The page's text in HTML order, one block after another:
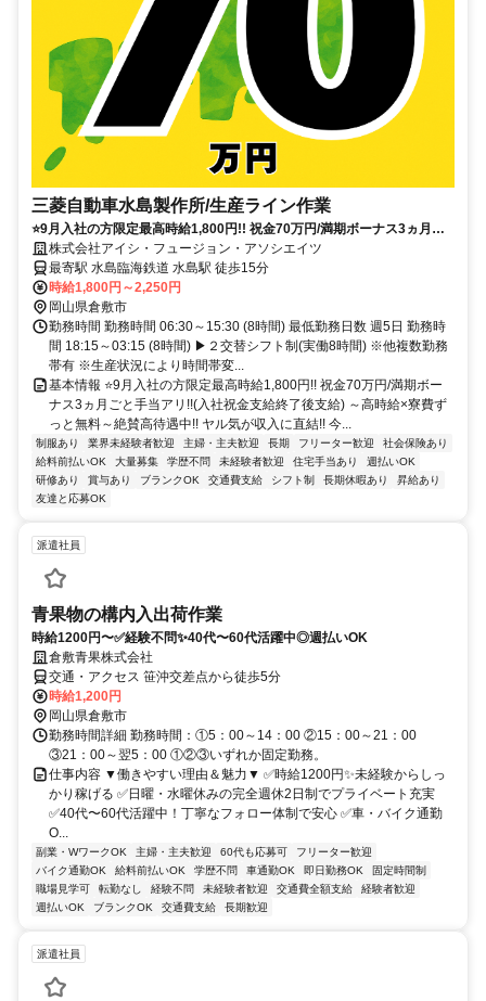
三菱自動車水島製作所/生産ライン作業
⭐9月入社の方限定最高時給1,800円!! 祝金70万円/満期ボーナス3ヵ月ご
と手当アリ!!(入社祝金支給終了後支給) ～高時給×寮費ずっと無料～絶賛
高待遇中!!
株式会社アイシ・フュージョン・アソシエイツ
最寄駅 水島臨海鉄道 水島駅 徒歩15分
時給1,800円～2,250円
岡山県倉敷市
勤務時間 勤務時間 06:30～15:30 (8時間) 最低勤務日数 週5日 勤務時
間 18:15～03:15 (8時間) ▶２交替シフト制(実働8時間) ※他複数勤務
帯有 ※生産状況により時間帯変...
基本情報 ⭐9月入社の方限定最高時給1,800円!! 祝金70万円/満期ボー
ナス3ヵ月ごと手当アリ!!(入社祝金支給終了後支給) ～高時給×寮費ず
っと無料～絶賛高待遇中!! ヤル気が収入に直結!! 今...
制服あり 業界未経験者歓迎 主婦・主夫歓迎 長期 フリーター歓迎
社会保険あり
給料前払いOK
大量募集 学歴不問 未経験者歓迎 住宅手当あり
週払いOK
研修あり
賞与あり ブランクOK 交通費支給 シフト制 長期休暇あり
昇給あり
友達と応募OK
派遣社員
青果物の構内入出荷作業
時給1200円〜✅経験不問✨40代〜60代活躍中◎週払いOK
倉敷青果株式会社
交通・アクセス 笹沖交差点から徒歩5分
時給1,200円
岡山県倉敷市
勤務時間詳細 勤務時間：①5：00～14：00 ②15：00～21：00
③21：00～翌5：00 ①②③いずれか固定勤務。
仕事内容 ▼働きやすい理由＆魅力▼ ✅時給1200円✨未経験からしっ
かり稼げる ✅日曜・水曜休みの完全週休2日制でプライベート充実
✅40代〜60代活躍中！丁寧なフォロー体制で安心 ✅車・バイク通勤
O...
副業・WワークOK 主婦・主夫歓迎 60代も応募可
フリーター歓迎
バイク通勤OK
給料前払いOK 学歴不問 車通勤OK 即日勤務OK
固定時間制
職場見学可
転勤なし 経験不問 未経験者歓迎 交通費全額支給
経験者歓迎
週払いOK
ブランクOK 交通費支給 長期歓迎
派遣社員